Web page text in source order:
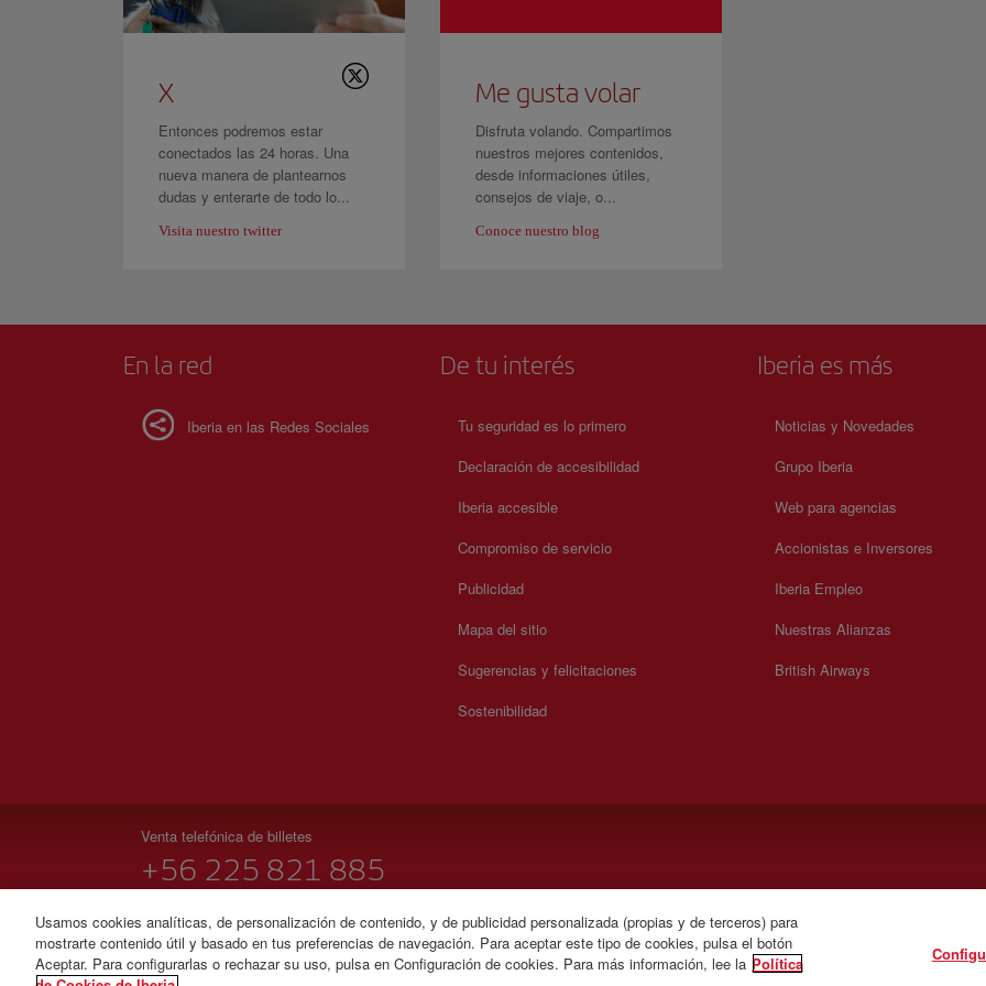
X
Entonces podremos estar
conectados las 24 horas. Una
nueva manera de plantearnos
dudas y enterarte de todo lo...
Visita nuestro twitter
Me gusta volar
Disfruta volando. Compartimos
nuestros mejores contenidos,
desde informaciones útiles,
consejos de viaje, o...
Conoce nuestro blog
En la red
Iberia en las Redes Sociales
De tu interés
Tu seguridad es lo primero
Declaración de accesibilidad
Iberia accesible
Compromiso de servicio
Publicidad
Mapa del sitio
Sugerencias y felicitaciones
Sostenibilidad
Iberia es más
Noticias y Novedades
Grupo Iberia
Web para agencias
Accionistas e Inversores
Iberia Empleo
Nuestras Alianzas
British Airways
Venta telefónica de billetes
+56 225 821 885
© Iberia 2026
Usamos cookies analíticas, de personalización de contenido, y de publicidad personalizada (propias y de terceros) para
mostrarte contenido útil y basado en tus preferencias de navegación. Para aceptar este tipo de cookies, pulsa el botón
Aceptar. Para configurarlas o rechazar su uso, pulsa en Configuración de cookies. Para más información, lee la Política